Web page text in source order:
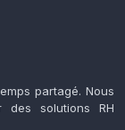
partagé. Nous
des solutions RH